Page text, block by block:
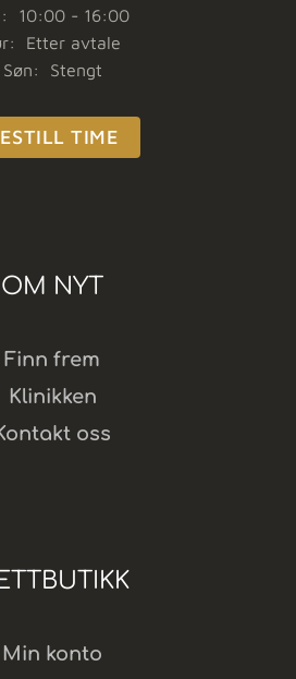
10:00 - 16:00
Etter avtale
Søn: Stengt
TIME
OM NYT
Finn frem
Klinikken
oss
Min konto